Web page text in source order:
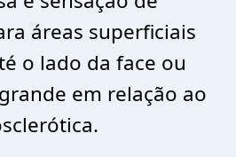
áreas superficiais
o lado da face ou
em relação ao